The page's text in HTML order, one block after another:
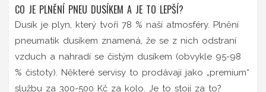
CO JE PLNĚNÍ PNEU DUSÍKEM A JE TO LEPŠÍ?
Dusík je plyn, který tvoří 78 % naší atmosféry. Plnění
pneumatik dusíkem znamená, že se z nich odstraní
vzduch a nahradí se čistým dusíkem (obvykle 95-98
% čistoty). Některé servisy to prodávají jako „premium“
službu za 300-500 Kč za kolo. Je to stojí za to?